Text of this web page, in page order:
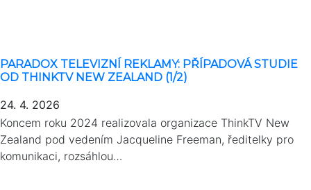
PARADOX TELEVIZNÍ REKLAMY: PŘÍPADOVÁ STUDIE
OD THINKTV NEW ZEALAND (1/2)
24. 4. 2026
Koncem roku 2024 realizovala organizace ThinkTV New
Zealand pod vedením Jacqueline Freeman, ředitelky pro
komunikaci, rozsáhlou…